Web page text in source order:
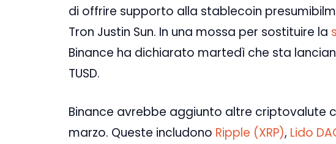
di offrire supporto alla stablecoin
Tron Justin Sun. In una mossa per sostituire la
Binance ha dichiarato martedì che sta
TUSD.
Binance avrebbe aggiunto altre criptovalute
marzo. Queste includono Ripple (XRP), Lido